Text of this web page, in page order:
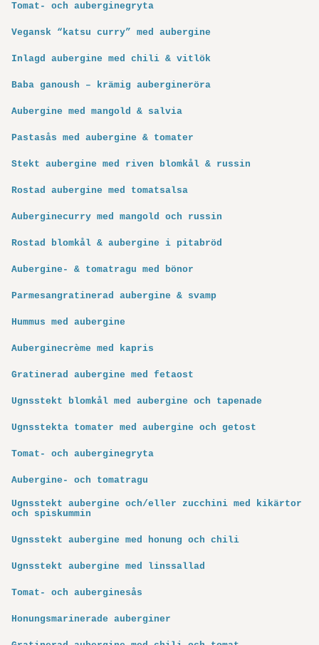
Tomat- och auberginegryta
Vegansk “katsu curry” med aubergine
Inlagd aubergine med chili & vitlök
Baba ganoush – krämig aubergineröra
Aubergine med mangold & salvia
Pastasås med aubergine & tomater
Stekt aubergine med riven blomkål & russin
Rostad aubergine med tomatsalsa
Auberginecurry med mangold och russin
Rostad blomkål & aubergine i pitabröd
Aubergine- & tomatragu med bönor
Parmesangratinerad aubergine & svamp
Hummus med aubergine
Auberginecrème med kapris
Gratinerad aubergine med fetaost
Ugnsstekt blomkål med aubergine och tapenade
Ugnsstekta tomater med aubergine och getost
Tomat- och auberginegryta
Aubergine- och tomatragu
Ugnsstekt aubergine och/eller zucchini med kikärtor
och spiskummin
Ugnsstekt aubergine med honung och chili
Ugnsstekt aubergine med linssallad
Tomat- och auberginesås
Honungsmarinerade auberginer